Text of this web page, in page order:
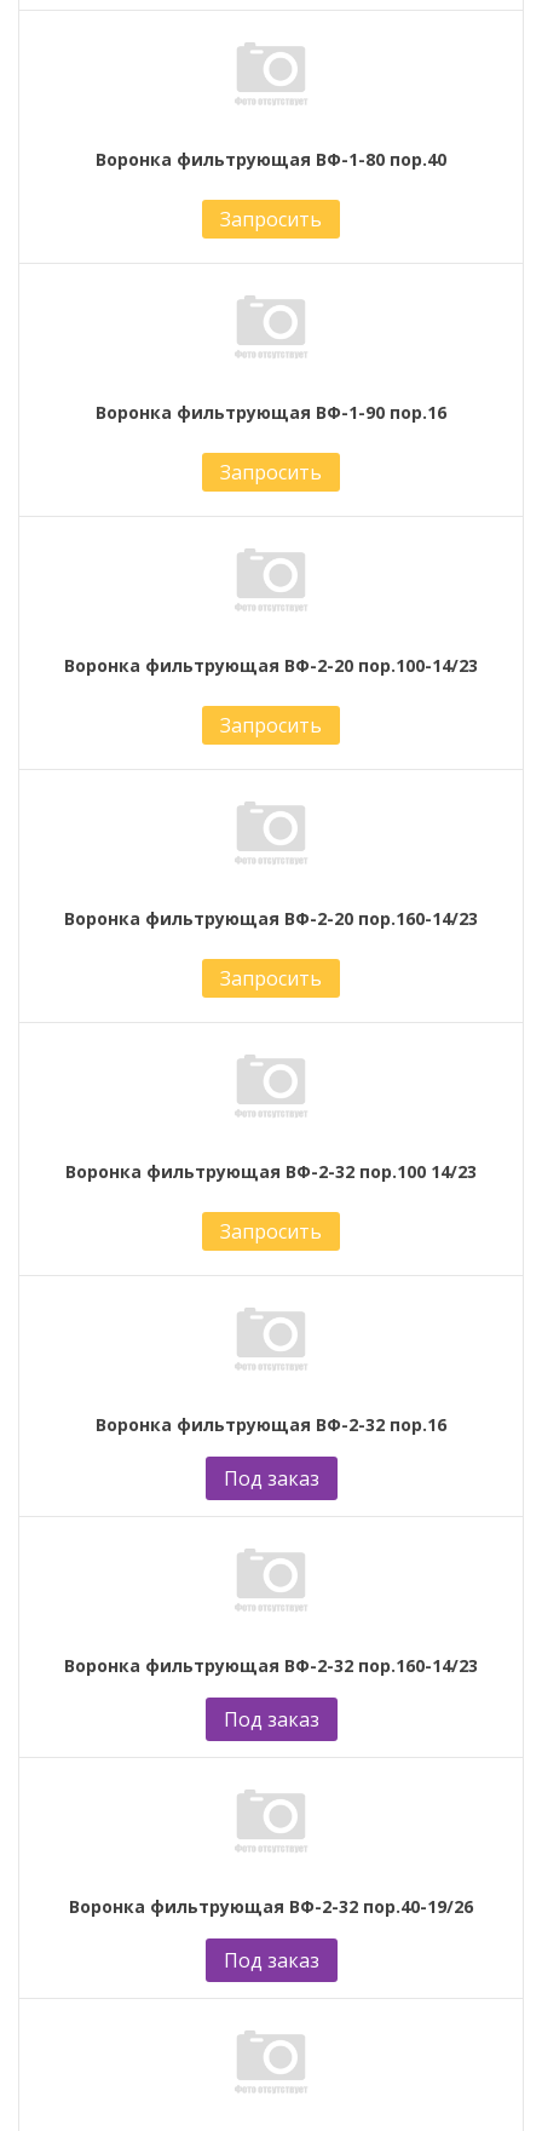
Воронка фильтрующая ВФ-1-80 пор.40
Запросить
Воронка фильтрующая ВФ-1-90 пор.16
Запросить
Воронка фильтрующая ВФ-2-20 пор.100-14/23
Запросить
Воронка фильтрующая ВФ-2-20 пор.160-14/23
Запросить
Воронка фильтрующая ВФ-2-32 пор.100 14/23
Запросить
Воронка фильтрующая ВФ-2-32 пор.16
Под заказ
Воронка фильтрующая ВФ-2-32 пор.160-14/23
Под заказ
Воронка фильтрующая ВФ-2-32 пор.40-19/26
Под заказ